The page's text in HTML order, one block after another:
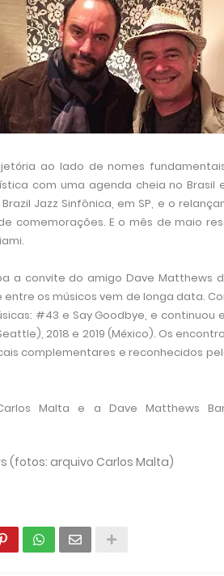
ao lado de nomes
com uma agenda cheia no
Jazz Sinfônica, em SP, e o
comemorações. E o mês de maio
.
convite do amigo Dave Matthews da
entre os músicos vem de longa data.
#43 e Say Goodbye, e continuou
2018 e 2019 (México). Os
complementares e reconhecidos
Malta e a Dave Matthews
(fotos: arquivo Carlos Malta)